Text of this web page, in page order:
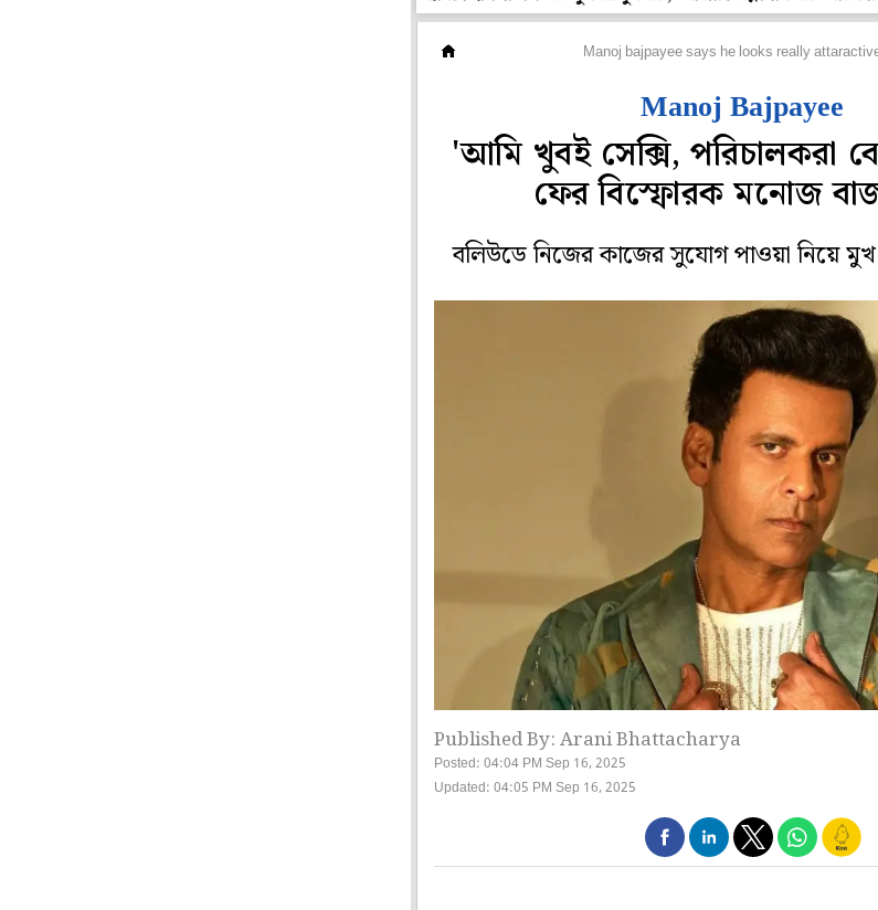
Manoj bajpayee says he looks really
Manoj Bajpayee
'আমি খুবই সেক্সি, পরিচালকরা
ফের বিস্ফোরক মনোজ
বলিউডে নিজের কাজের সুযোগ পাওয়া নিয়ে
Published By: Arani Bhattacharya
Posted: 04:04 PM Sep 16, 2025
Updated: 04:05 PM Sep 16, 2025